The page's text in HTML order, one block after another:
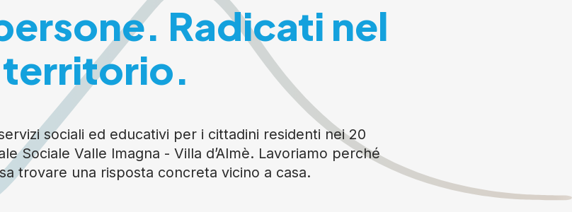
Radicati nel
territorio.
sociali ed educativi per i cittadini residenti nei 20
Sociale Valle Imagna - Villa d’Almè. Lavoriamo perché
trovare una risposta concreta vicino a casa.